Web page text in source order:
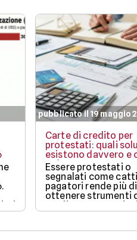
e i
il
pubblicato il 19 maggio
Carte di credito per
protestati: quali
esistono davvero e
può ottenere
Essere protestati o
segnalati come
pagatori rende più
ottenere strumenti
credito, ma non
restare
digitali.